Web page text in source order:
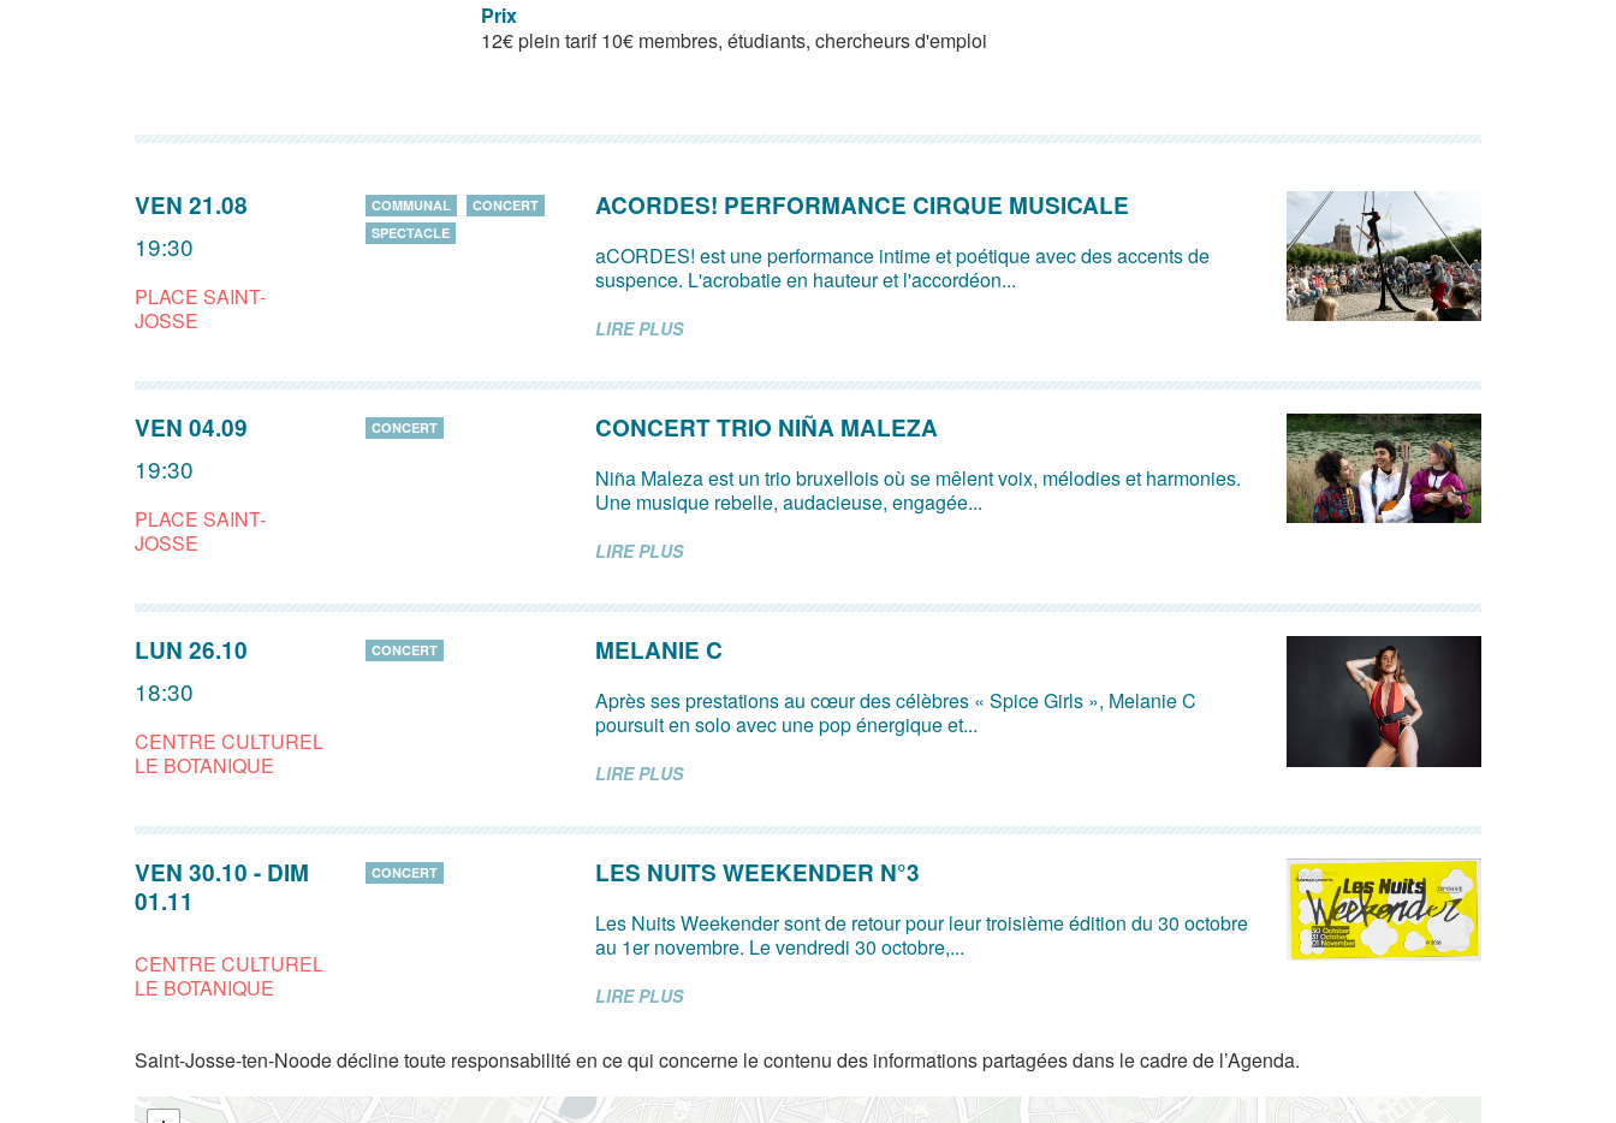
Prix
12€ plein tarif 10€ membres, étudiants, chercheurs d'emploi
VEN 21.08
19:30
PLACE SAINT-
JOSSE
COMMUNAL
CONCERT
SPECTACLE
ACORDES! PERFORMANCE CIRQUE MUSICALE
aCORDES! est une performance intime et poétique avec des accents de
suspence. L'acrobatie en hauteur et l'accordéon...
LIRE PLUS
VEN 04.09
19:30
PLACE SAINT-
JOSSE
CONCERT CONCERT TRIO NIÑA MALEZA
Niña Maleza est un trio bruxellois où se mêlent voix, mélodies et harmonies.
Une musique rebelle, audacieuse, engagée...
LIRE PLUS
LUN 26.10
18:30
CENTRE CULTUREL
LE BOTANIQUE
CONCERT MELANIE C
Après ses prestations au cœur des célèbres « Spice Girls », Melanie C
poursuit en solo avec une pop énergique et...
LIRE PLUS
VEN 30.10 - DIM
01.11
CENTRE CULTUREL
LE BOTANIQUE
CONCERT LES NUITS WEEKENDER N°3
Les Nuits Weekender sont de retour pour leur troisième édition du 30 octobre
au 1er novembre. Le vendredi 30 octobre,...
LIRE PLUS
Saint-Josse-ten-Noode décline toute responsabilité en ce qui concerne le contenu des informations partagées dans le cadre de l’Agenda.